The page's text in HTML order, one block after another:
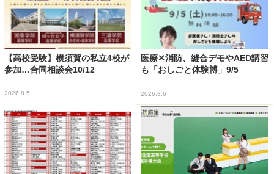
【高校受験】横須賀の私立4校が
参加…合同相談会10/12
2026.8.5
医療✕消防、縫合デモやAED講習
も「おしごと体験博」9/5
2026.8.6